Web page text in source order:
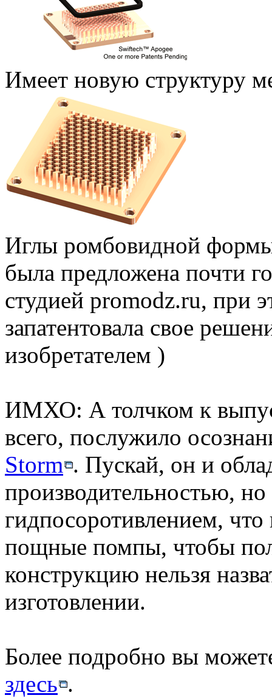
Имеет новую структуру
Иглы ромбовидной
была предложена почти
студией promodz.ru, при
запатентовала свое
изобретателем )
ИМХО: А толчком к
всего, послужило
Storm . Пускай, он и
производительностью,
гидпосоротивлением,
пощные помпы, чтобы
конструкцию нельзя
изготовлении.
Более подробно вы
здесь .